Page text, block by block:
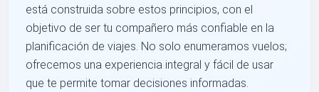
está construida sobre estos principios, con el
objetivo de ser tu compañero más confiable en la
planificación de viajes. No solo enumeramos vuelos;
ofrecemos una experiencia integral y fácil de usar
que te permite tomar decisiones informadas.